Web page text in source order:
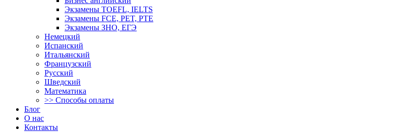
Экзамены TOEFL, IELTS
Экзамены FCE, PET, PTE
Экзамены ЗНО, ЕГЭ
Немецкий
Испанский
Итальянский
Французский
Русский
Шведский
Математика
>> Способы оплаты
Блог
О нас
Контакты